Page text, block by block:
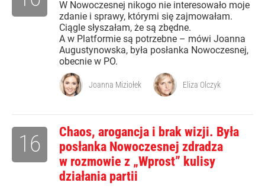
W Nowoczesnej nikogo nie interesowało moje
zdanie i sprawy, którymi się zajmowałam.
Ciągle słyszałam, że są zbędne.
A w Platformie są potrzebne – mówi Joanna
Augustynowska, była posłanka Nowoczesnej,
obecnie w PO.
Joanna Miziołek Eliza Olczyk
Chaos, arogancja i brak wizji. Była
posłanka Nowoczesnej zdradza
w rozmowie z „Wprost” kulisy
działania partii
16